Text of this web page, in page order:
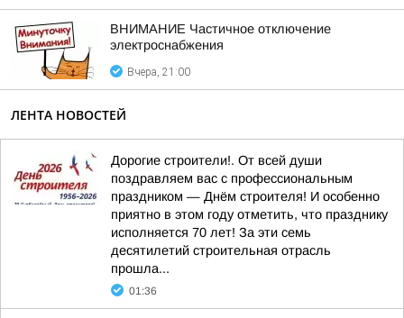
ВНИМАНИЕ Частичное отключение
электроснабжения
Вчера, 21:00
ЛЕНТА НОВОСТЕЙ
Дорогие строители!. От всей души
поздравляем вас с профессиональным
праздником — Днём строителя! И особенно
приятно в этом году отметить, что празднику
исполняется 70 лет! За эти семь
десятилетий строительная отрасль
прошла...
01:36